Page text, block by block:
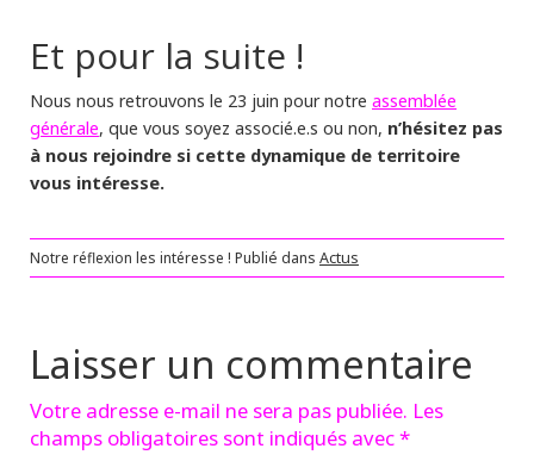
Et pour la suite !
Nous nous retrouvons le 23 juin pour notre assemblée
générale, que vous soyez associé.e.s ou non, n’hésitez pas
à nous rejoindre si cette dynamique de territoire
vous intéresse.
Notre réflexion les intéresse ! Publié dans Actus
Laisser un commentaire
Votre adresse e-mail ne sera pas publiée. Les
champs obligatoires sont indiqués avec*